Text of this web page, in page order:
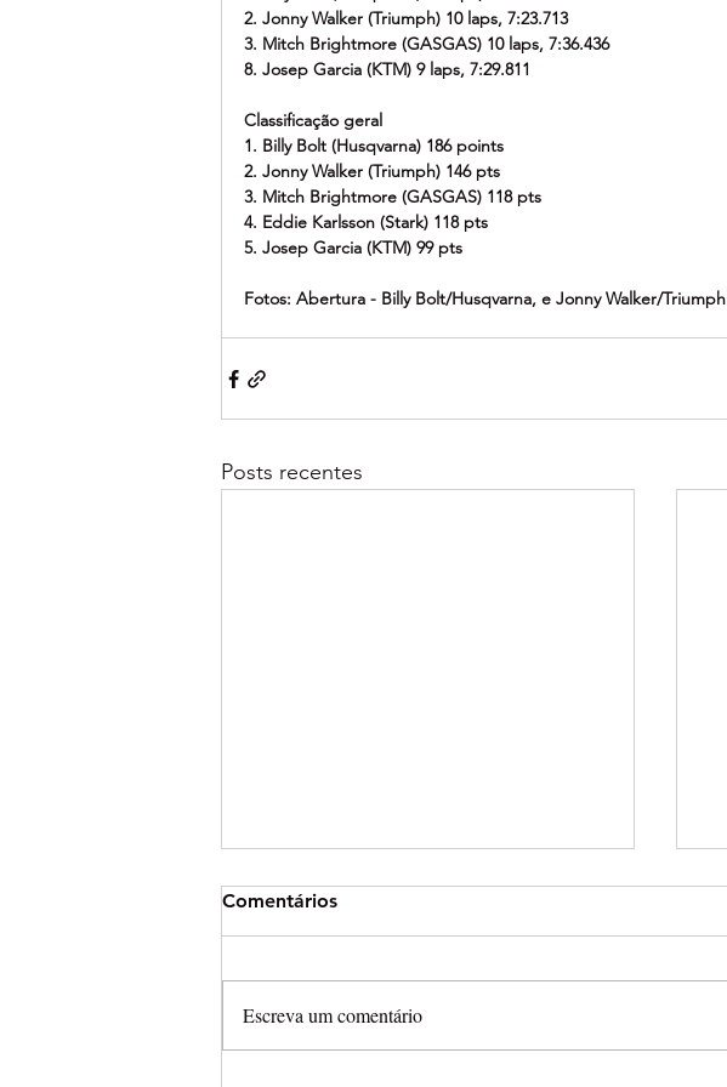
2. Jonny Walker (Triumph) 10 laps, 7:23.713
3. Mitch Brightmore (GASGAS) 10 laps, 7:36.436
8. Josep Garcia (KTM) 9 laps, 7:29.811
Classificação geral
1. Billy Bolt (Husqvarna) 186 points
2. Jonny Walker (Triumph) 146 pts
3. Mitch Brightmore (GASGAS) 118 pts
4. Eddie Karlsson (Stark) 118 pts
5. Josep Garcia (KTM) 99 pts
Fotos: Abertura - Billy Bolt/Husqvarna, e Jonny Walker/Triumph
Posts recentes
Comentários
Escreva um comentário